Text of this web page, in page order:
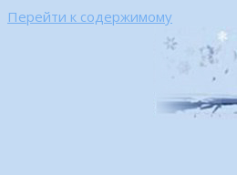
Перейти к содержимому